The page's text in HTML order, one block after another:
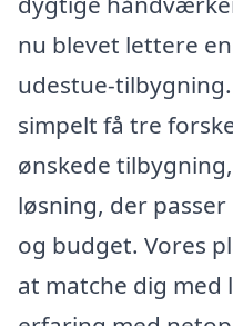
nu blevet lettere
udestue-
simpelt få tre
ønskede
løsning, der
og budget. Vores
at matche dig med